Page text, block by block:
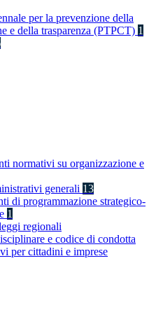
per la prevenzione della
e della trasparenza (PTPCT) 1
normativi su organizzazione e
generali 13
di programmazione strategico-
1
regionali
e codice di condotta
per cittadini e imprese